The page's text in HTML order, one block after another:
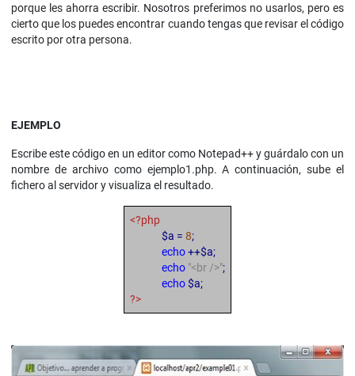
porque les ahorra escribir. Nosotros preferimos no usarlos, pero es
cierto que los puedes encontrar cuando tengas que revisar el código
escrito por otra persona.
EJEMPLO
Escribe este código en un editor como Notepad++ y guárdalo con un
nombre de archivo como ejemplo1.php. A continuación, sube el
fichero al servidor y visualiza el resultado.
<?php
$a = 8;
echo++$a;
echo "<br />";
echo$a;
?>